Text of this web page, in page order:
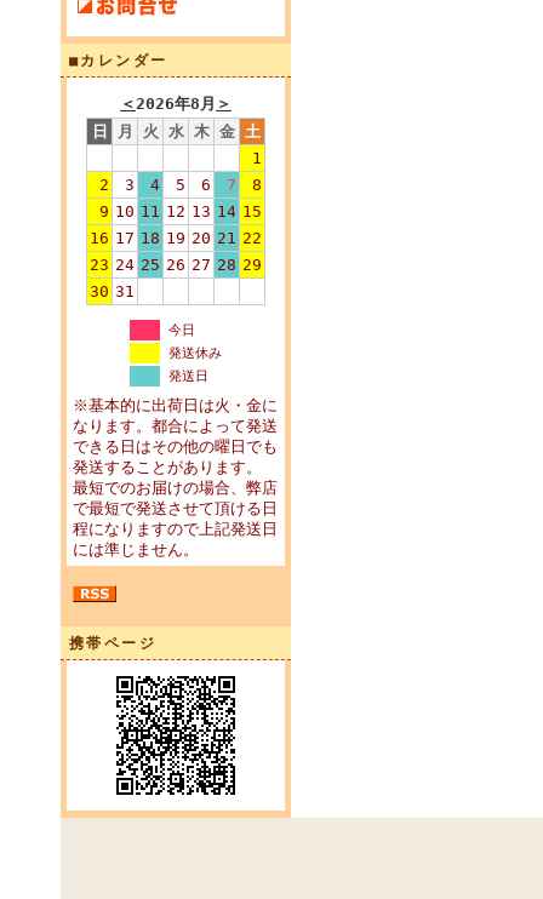
■カレンダー
＜2026年8月 ＞
日
月 火 水 木 金 土
1
2
3 4 5 6 7
8
9 10 11 12 13 14 15
16 17 18 19 20 21 22
23 24 25 26 27 28 29
30 31
今日
発送休み
発送日
※基本的に出荷日は火・金に
なります。都合によって発送
できる日はその他の曜日でも
発送することがあります。
最短でのお届けの場合、弊店
で最短で発送させて頂ける日
程になりますので上記発送日
には準じません。
携帯ページ